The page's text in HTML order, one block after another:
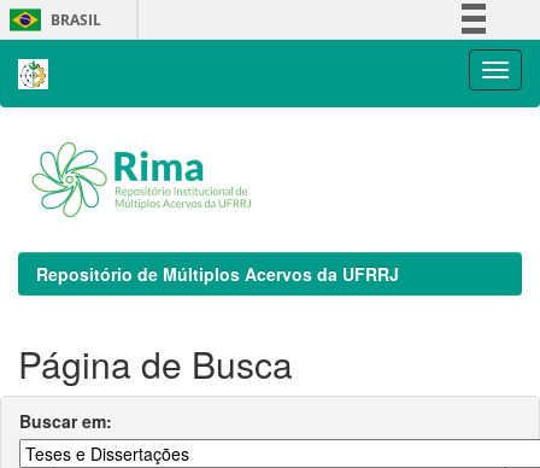
Skip
navigation
BRASIL
Repositório de Múltiplos Acervos da UFRRJ
Página de Busca
Buscar em: